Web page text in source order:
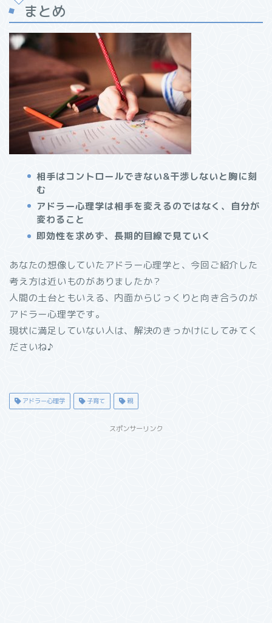
まとめ
相手はコントロールできない&干渉しないと胸に刻
む
アドラー心理学は相手を変えるのではなく、自分が
変わること
即効性を求めず、長期的目線で見ていく
あなたの想像していたアドラー心理学と、今回ご紹介した
考え方は近いものがありましたか？
人間の土台ともいえる、内面からじっくりと向き合うのが
アドラー心理学です。
現状に満足していない人は、解決のきっかけにしてみてく
ださいね♪
アドラー心理学 子育て 親
スポンサーリンク